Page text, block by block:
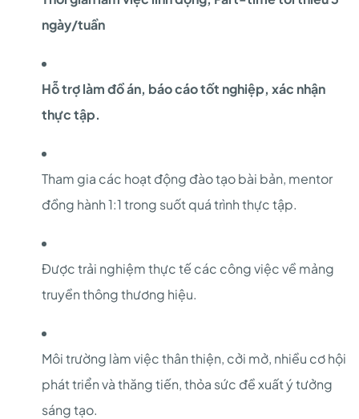
ngày/tuần
Hỗ trợ làm đồ án, báo cáo tốt nghiệp, xác nhận
thực tập.
Tham gia các hoạt động đào tạo bài bản, mentor
đồng hành 1:1 trong suốt quá trình thực tập.
Được trải nghiệm thực tế các công việc về mảng
truyền thông thương hiệu.
Môi trường làm việc thân thiện, cởi mở, nhiều cơ hội
phát triển và thăng tiến, thỏa sức đề xuất ý tưởng
sáng tạo.